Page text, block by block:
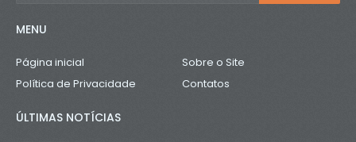
MENU
Página inicial
Sobre o Site
Política de Privacidade
Contatos
ÚLTIMAS NOTÍCIAS